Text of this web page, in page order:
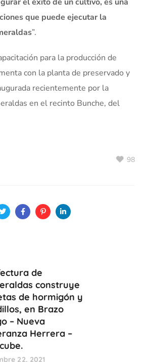
que puede ejecutar la
”.
para la producción de
con la planta de preservado y
recientemente por la
en el recinto Bunche, del
98
de
construye
de hormigón y
en Brazo
– Nueva
Herrera –
22, 2021